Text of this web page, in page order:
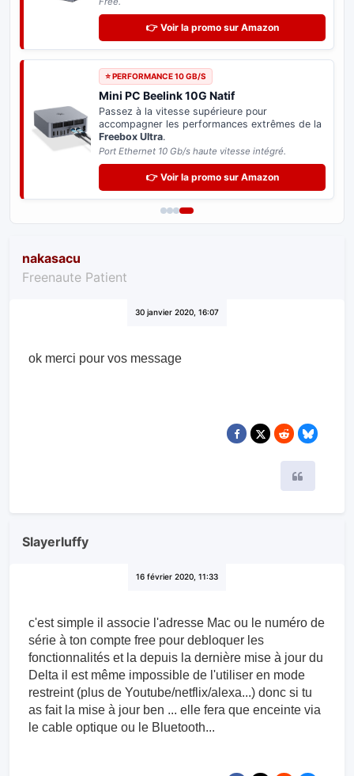
👉 Voir la promo sur Amazon
⭐ PERFORMANCE 10 GB/S
Mini PC Beelink 10G Natif
Passez à la vitesse supérieure pour
accompagner les performances extrêmes de la
Freebox Ultra.
Port Ethernet 10 Gb/s haute vitesse intégré.
👉 Voir la promo sur Amazon
nakasacu
Freenaute Patient
30 janvier 2020, 16:07
ok merci pour vos message
Slayerluffy
16 février 2020, 11:33
c'est simple il associe l'adresse Mac ou le numéro de
série à ton compte free pour debloquer les
fonctionnalités et la depuis la dernière mise à jour du
Delta il est même impossible de l'utiliser en mode
restreint (plus de Youtube/netflix/alexa...) donc si tu
as fait la mise à jour ben ... elle fera que enceinte via
le cable optique ou le Bluetooth...